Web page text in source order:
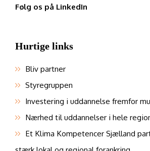
Følg os på LinkedIn
Hurtige links
Bliv partner
Styregruppen
Investering i uddannelse fremfor
Nærhed til uddannelser i hele
Et Klima Kompetencer Sjælland